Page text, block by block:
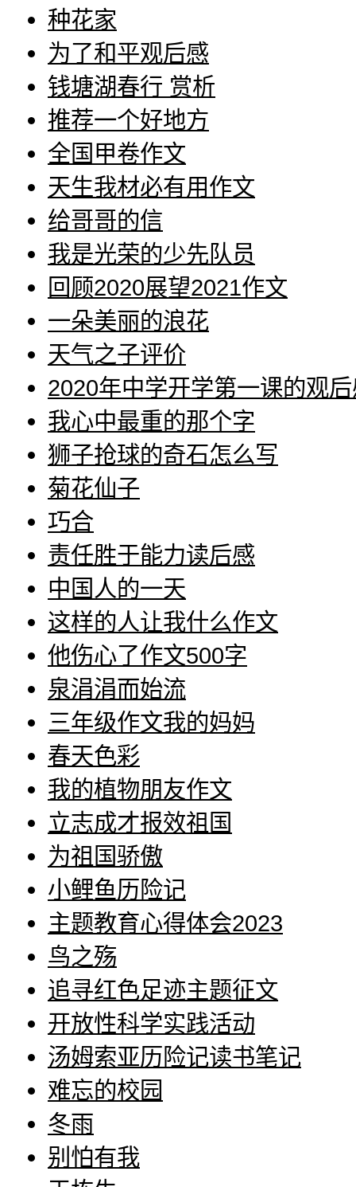
种花家
为了和平观后感
钱塘湖春行 赏析
推荐一个好地方
全国甲卷作文
天生我材必有用作文
给哥哥的信
我是光荣的少先队员
回顾2020展望2021作文
一朵美丽的浪花
天气之子评价
2020年中学开学第一课的观
我心中最重的那个字
狮子抢球的奇石怎么写
菊花仙子
巧合
责任胜于能力读后感
中国人的一天
这样的人让我什么作文
他伤心了作文500字
泉涓涓而始流
三年级作文我的妈妈
春天色彩
我的植物朋友作文
立志成才报效祖国
为祖国骄傲
小鲤鱼历险记
主题教育心得体会2023
鸟之殇
追寻红色足迹主题征文
开放性科学实践活动
汤姆索亚历险记读书笔记
难忘的校园
冬雨
别怕有我